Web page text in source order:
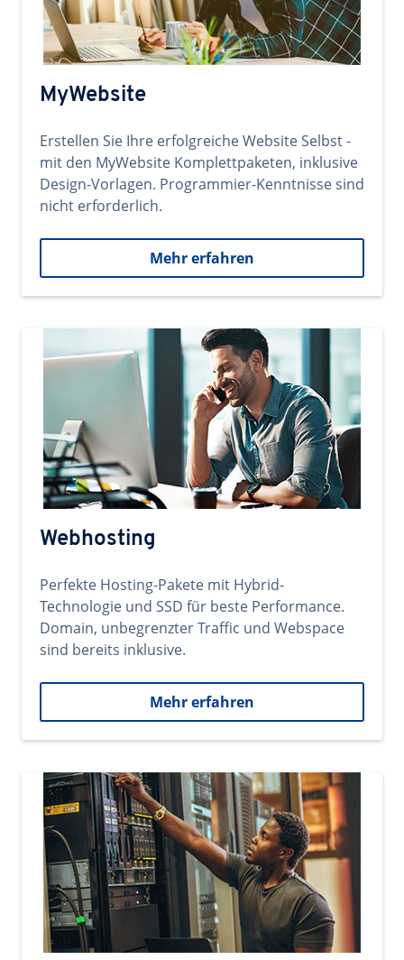
MyWebsite
Erstellen Sie Ihre erfolgreiche Website Selbst -
mit den MyWebsite Komplettpaketen, inklusive
Design-Vorlagen. Programmier-Kenntnisse sind
nicht erforderlich.
Mehr erfahren
Webhosting
Perfekte Hosting-Pakete mit Hybrid-
Technologie und SSD für beste Performance.
Domain, unbegrenzter Traffic und Webspace
sind bereits inklusive.
Mehr erfahren